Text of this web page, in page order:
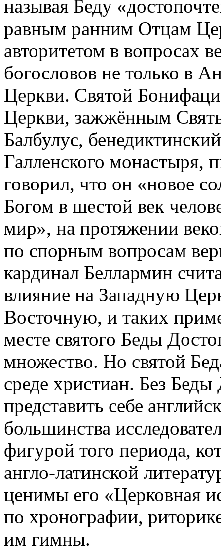
называя Беду
равным ранним Отцам
авторитетом в вопросах
богословов не только в
Церкви. Святой
Церкви, зажжённым
Балбулус,
Галленского монастыря,
говорил, что он «новое
Богом в шестой век
мир», на протяжении
по спорным вопросам
кардинал Беллармин
влияние на Западную
Восточную, и таких
месте святого Беды
множество. Но святой
среде христиан. Без
представить себе
большинства
фигурой того периода,
англо-латинской
ценимы его «Церковная
по хронографии,
им гимны.